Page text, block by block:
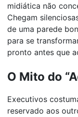
midiática não
Chegam
de uma parede
para se
pronto antes que
O Mito do
Executivos
reservado aos